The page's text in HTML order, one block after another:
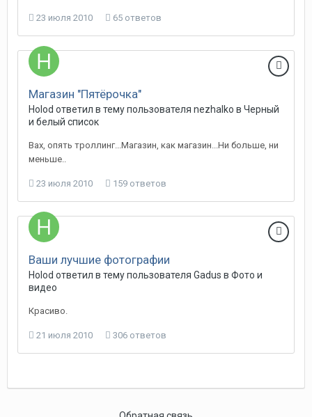
23 июля 2010 65 ответов
Магазин "Пятёрочка"
Holod ответил в тему пользователя nezhalko в Черный
и белый список
Вах, опять троллинг...Магазин, как магазин...Ни больше, ни
меньше..
23 июля 2010 159 ответов
Ваши лучшие фотографии
Holod ответил в тему пользователя Gadus в Фото и
видео
Красиво.
21 июля 2010 306 ответов